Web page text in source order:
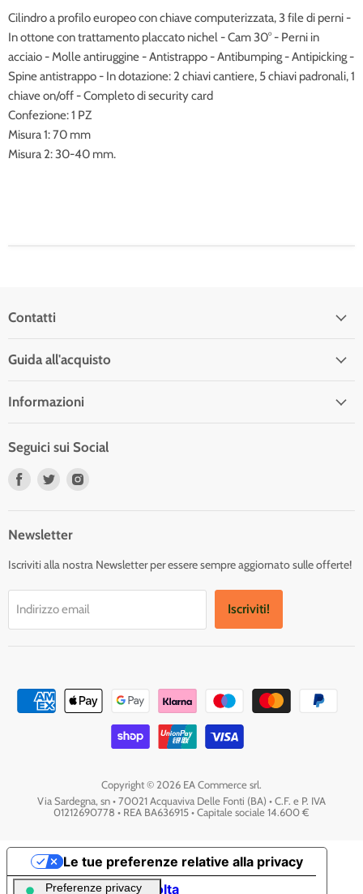
Cilindro a profilo europeo con chiave computerizzata, 3 file di perni -
In ottone con trattamento placcato nichel - Cam 30° - Perni in
acciaio - Molle antiruggine - Antistrappo - Antibumping - Antipicking -
Spine antistrappo - In dotazione: 2 chiavi cantiere, 5 chiavi padronali, 1
chiave on/off - Completo di security card
Confezione: 1 PZ
Misura 1: 70 mm
Misura 2: 30-40 mm.
Contatti
Guida all'acquisto
Informazioni
Seguici sui Social
Trovaci
Trovaci
Newsletter
Iscriviti alla nostra Newsletter per essere sempre aggiornato sulle offerte!
Indirizzo email Iscriviti!
Copyright © 2026 EA Commerce srl.
Via Sardegna, sn • 70021 Acquaviva Delle Fonti (BA) • C.F. e P. IVA
01212690778 • REA BA636915 • Capitale sociale 14.600 €
Informativa sulla raccolta
Le tue preferenze relative alla privacy